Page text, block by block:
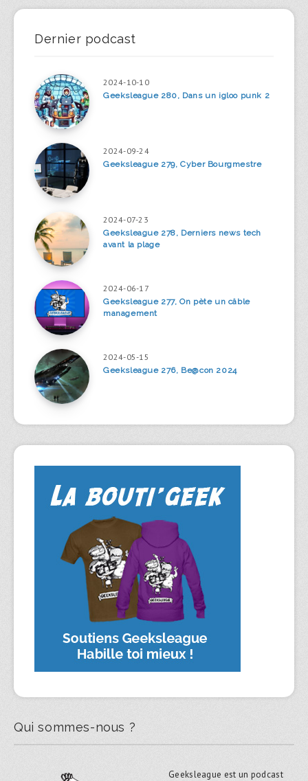
Dernier podcast
2024-10-10
Geeksleague 280, Dans un igloo punk 2
2024-09-24
Geeksleague 279, Cyber Bourgmestre
2024-07-23
Geeksleague 278, Derniers news tech
avant la plage
2024-06-17
Geeksleague 277, On pète un câble
management
2024-05-15
Geeksleague 276, Be@con 2024
Qui sommes-nous ?
Geeksleague est un podcast